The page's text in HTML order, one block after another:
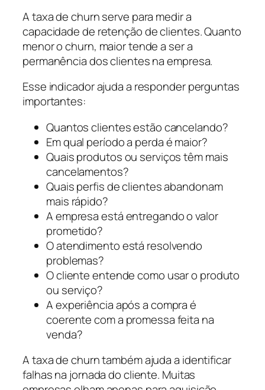
A taxa de churn serve para medir a
capacidade de retenção de clientes. Quanto
menor o churn, maior tende a ser a
permanência dos clientes na empresa.
Esse indicador ajuda a responder perguntas
importantes:
Quantos clientes estão cancelando?
Em qual período a perda é maior?
Quais produtos ou serviços têm mais
cancelamentos?
Quais perfis de clientes abandonam
mais rápido?
A empresa está entregando o valor
prometido?
O atendimento está resolvendo
problemas?
O cliente entende como usar o produto
ou serviço?
A experiência após a compra é
coerente com a promessa feita na
venda?
A taxa de churn também ajuda a identificar
falhas na jornada do cliente. Muitas